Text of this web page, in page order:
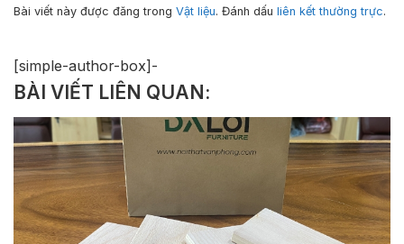
Bài viết này được đăng trong Vật liệu. Đánh dấu liên kết thường trực.
[simple-author-box]-
BÀI VIẾT LIÊN QUAN: